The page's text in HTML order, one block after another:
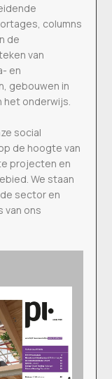
columns
de
van
en
gebouwen in
het onderwijs.
social
de hoogte van
projecten en
We staan
sector en
van ons